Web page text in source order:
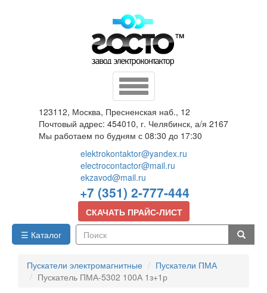
Toggle
navigation
123112, Москва, Пресненская наб., 12
Почтовый адрес: 454010, г. Челябинск, а/я 2167
Мы работаем по будням с 08:30 до 17:30
elektrokontaktor@yandex.ru
electrocontactor@mail.ru
ekzavod@mail.ru
+7 (351) 2-777-444
СКАЧАТЬ ПРАЙС-ЛИСТ
☰ Каталог
Пускатели электромагнитные
Пускатели ПМА
Пускатель ПМА-5302 100А 1з+1р